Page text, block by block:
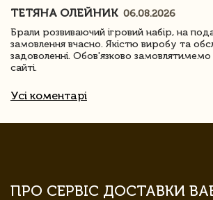
ТЕТЯНА ОЛЕЙНИК 06.08.2026
Брали розвиваючий ігровий набір, на
замовлення вчасно. Якістю виробу та
задоволенні. Обов'язково
сайті.
Усі коментарі
ПРО СЕРВІС ДОСТАВКИ